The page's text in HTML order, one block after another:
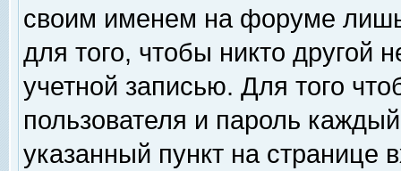
своим именем на форуме
для того, чтобы никто другой
учетной записью. Для того
пользователя и пароль
указанный пункт на